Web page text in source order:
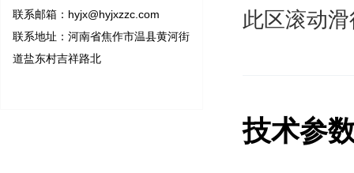
联系邮箱： hyjx@hyjxzzc.com
联系地址：河南省焦作市温县黄河街
道盐东村吉祥路北
此区滚动
技术参